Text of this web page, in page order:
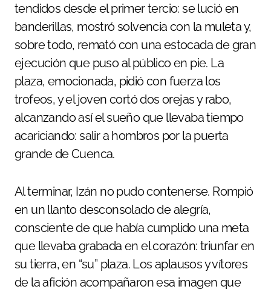
tendidos desde el primer tercio: se lució en
banderillas, mostró solvencia con la muleta y,
sobre todo, remató con una estocada de gran
ejecución que puso al público en pie. La
plaza, emocionada, pidió con fuerza los
trofeos, y el joven cortó dos orejas y rabo,
alcanzando así el sueño que llevaba tiempo
acariciando: salir a hombros por la puerta
grande de Cuenca.
Al terminar, Izán no pudo contenerse. Rompió
en un llanto desconsolado de alegría,
consciente de que había cumplido una meta
que llevaba grabada en el corazón: triunfar en
su tierra, en “su” plaza. Los aplausos y vítores
de la afición acompañaron esa imagen que